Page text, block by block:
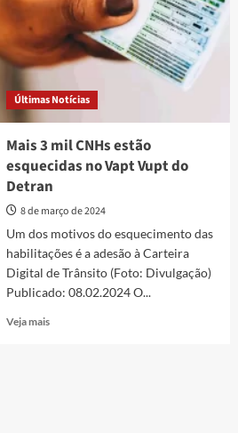
Últimas Notícias
Mais 3 mil CNHs estão
esquecidas no Vapt Vupt do
Detran
8 de março de 2024
Um dos motivos do esquecimento das
habilitações é a adesão à Carteira
Digital de Trânsito (Foto: Divulgação)
Publicado: 08.02.2024 O...
Veja maisRead